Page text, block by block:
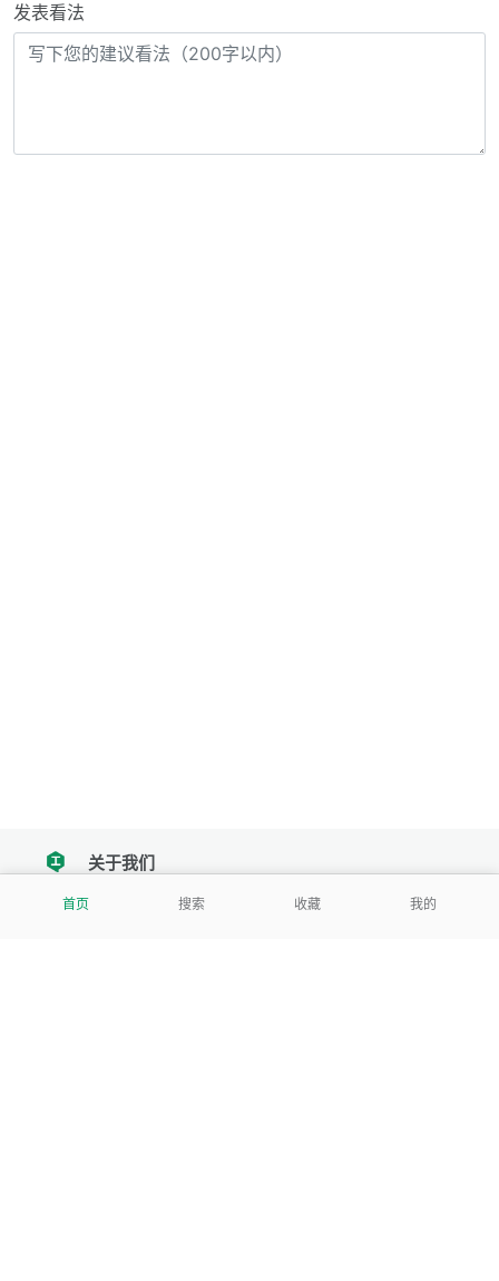
发表看法
首页 搜索 收藏 我的
tencent关于我们
我们努力把每一个工具做成批量处理的产品